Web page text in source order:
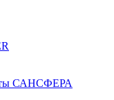
САНСФЕРА